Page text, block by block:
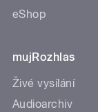
eShop
mujRozhlas
Živé vysílání
Audioarchiv